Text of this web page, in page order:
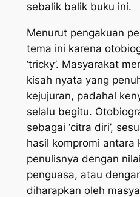
sebalik balik buku ini.
Menurut pengakuan
tema ini karena
‘tricky’. Masyarakat
kisah nyata yang
kejujuran, padahal
selalu begitu.
sebagai ‘citra diri’,
hasil kompromi antara
penulisnya dengan
penguasa, atau
diharapkan oleh